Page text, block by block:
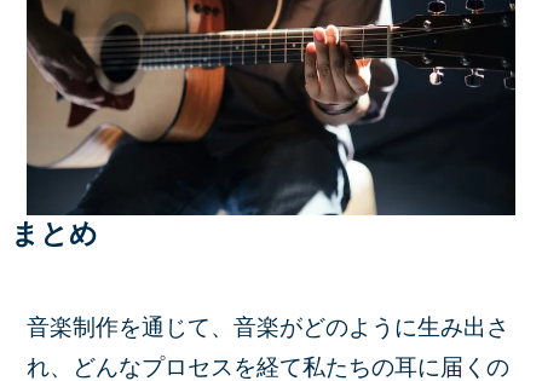
まとめ
音楽制作を通じて、音楽がどのように生み出さ
れ、どんなプロセスを経て私たちの耳に届くの